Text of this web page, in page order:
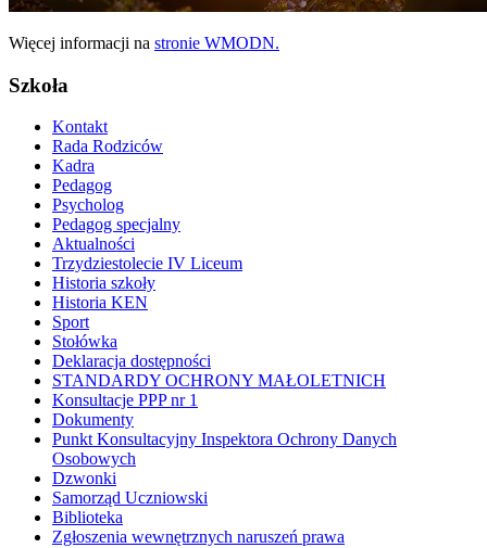
Więcej informacji na stronie WMODN.
Szkoła
Kontakt
Rada Rodziców
Kadra
Pedagog
Psycholog
Pedagog specjalny
Aktualności
Trzydziestolecie IV Liceum
Historia szkoły
Historia KEN
Sport
Stołówka
Deklaracja dostępności
STANDARDY OCHRONY MAŁOLETNICH
Konsultacje PPP nr 1
Dokumenty
Punkt Konsultacyjny Inspektora Ochrony Danych
Osobowych
Dzwonki
Samorząd Uczniowski
Biblioteka
Zgłoszenia wewnętrznych naruszeń prawa